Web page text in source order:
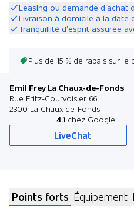
Leasing ou demande d’achat
Livraison à domicile à la date
Tranquillité d’esprit assurée
Plus de 15 % de rabais sur le
Emil Frey La Chaux-de-Fonds
Rue Fritz-Courvoisier 66
2300 La Chaux-de-Fonds
4.1 chez Google
LiveChat
Points forts Équipement